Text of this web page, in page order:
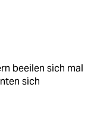
beeilen sich mal
sich